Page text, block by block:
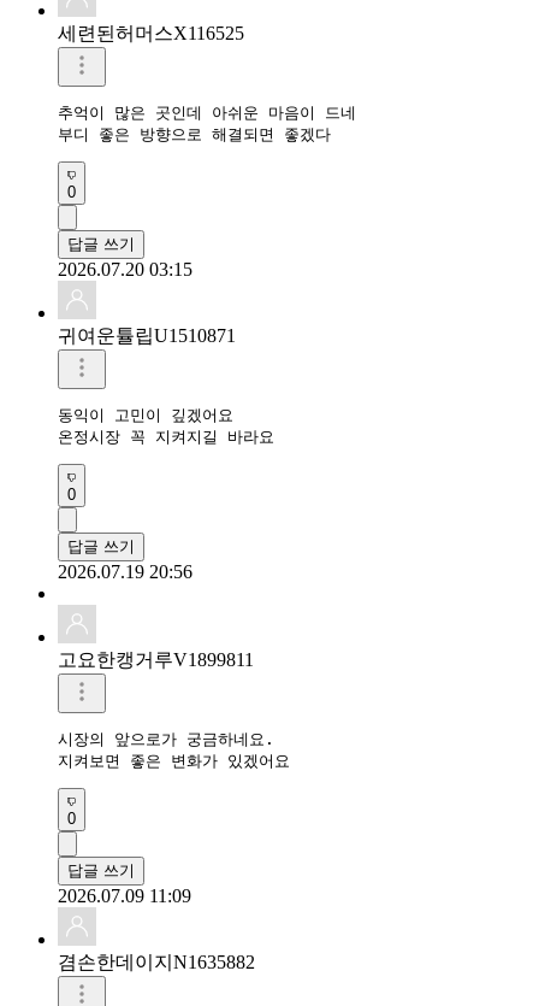
세련된허머스X116525
추억이 많은 곳인데 아쉬운 마음이 드네
부디 좋은 방향으로 해결되면 좋겠다
0
답글 쓰기
2026.07.20 03:15
귀여운튤립U1510871
동익이 고민이 깊겠어요
온정시장 꼭 지켜지길 바라요
0
답글 쓰기
2026.07.19 20:56
고요한캥거루V1899811
시장의 앞으로가 궁금하네요.
지켜보면 좋은 변화가 있겠어요
0
답글 쓰기
2026.07.09 11:09
겸손한데이지N1635882